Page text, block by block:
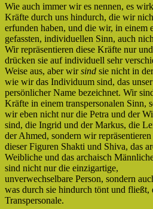
Wie auch immer wir es nennen, es
Kräfte durch uns hindurch, die wir
erfunden haben, und die wir, in einem
gefassten, individuellen Sinn, auch
Wir repräsentieren diese Kräfte nur und
drücken sie auf individuell sehr
Weise aus, aber wirsind sie nicht in
wie wir das Individuum sind, das unser
persönlicher Name bezeichnet. Wir
Kräfte in einem transpersonalen Sinn,
wir eben nicht nur die Petra und der
sind, die Ingrid und der Markus, die
der Ahmed, sondern wir
dieser Figuren Shakti und Shiva, das
Weibliche und das archaisch
sind nicht nur die einzigartige,
unverwechselbare Person, sondern
was durch sie hindurch tönt und fließt,
Transpersonale.